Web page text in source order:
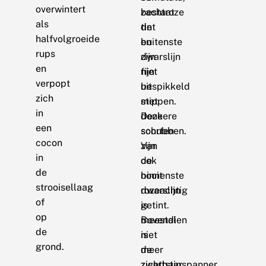
overwintert
als
halfvolgroeide
rups
en
verpopt
zich
in
een
cocon
in
de
strooisellaag
of
op
de
grond.
zachtroze
tint
en
zijn
fijn
bespikkeld
met
donkere
schubben.
Van
de
binnenste
dwarslijn
is
meestal
niet
meer
bestaat
de
buitenste
dwarslijn
niet
uit
stippen.
Deze
soorten
zijn
ook
nooit
rozeachtig
getint.
Bovendien
is
de